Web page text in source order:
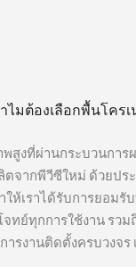
ไมต้องเลือกพื้นโครเ
สูงที่ผ่านกระบวนการ
ตจากพีวีซีใหม่ ด้วยปร
ให้เราได้รับการยอมรั
ทย์ทุกการใช้งาน รวม
รงานติดตั้งครบวงจร